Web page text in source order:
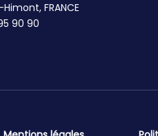
FRANCE
90 90